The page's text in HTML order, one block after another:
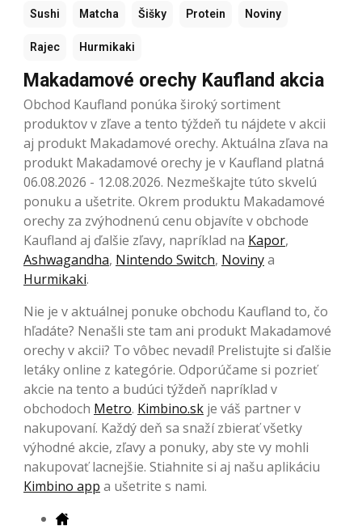
Sushi Matcha Šišky Protein Noviny
Rajec Hurmikaki
Makadamové orechy Kaufland akcia
Obchod Kaufland ponúka široký sortiment
produktov v zľave a tento týždeň tu nájdete v akcii
aj produkt Makadamové orechy. Aktuálna zľava na
produkt Makadamové orechy je v Kaufland platná
06.08.2026 - 12.08.2026. Nezmeškajte túto skvelú
ponuku a ušetrite. Okrem produktu Makadamové
orechy za zvýhodnenú cenu objavíte v obchode
Kaufland aj ďalšie zľavy, napríklad na Kapor,
Ashwagandha, Nintendo Switch, Novinya
Hurmikaki.
Nie je v aktuálnej ponuke obchodu Kaufland to, čo
hľadáte? Nenašli ste tam ani produkt Makadamové
orechy v akcii? To vôbec nevadí! Prelistujte si ďalšie
letáky online z kategórie. Odporúčame si pozrieť
akcie na tento a budúci týždeň napríklad v
obchodoch Metro. Kimbino.sk je váš partner v
nakupovaní. Každý deň sa snaží zbierať všetky
výhodné akcie, zľavy a ponuky, aby ste vy mohli
nakupovať lacnejšie. Stiahnite si aj našu aplikáciu
Kimbino app a ušetrite s nami.